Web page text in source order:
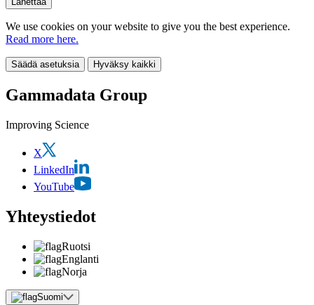
We use cookies on your website to give you the best experience.
Read more here.
Säädä asetuksia Hyväksy kaikki
Gammadata Group
Improving Science
X
LinkedIn
YouTube
Yhteystiedot
Ruotsi
Englanti
Norja
Suomi